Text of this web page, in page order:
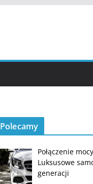
Polecamy
Połączenie
Luksusowe
generacji